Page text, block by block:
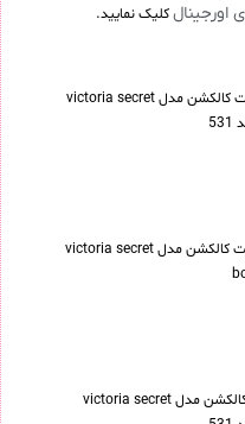
اورجینالکلیک نمایید.